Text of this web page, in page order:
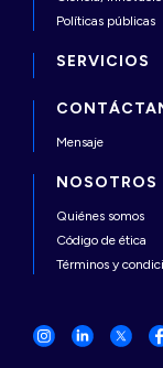
Políticas públicas
SERVICIOS
Mensaje
NOSOTROS
Quiénes somos
Código de ética
Términos y